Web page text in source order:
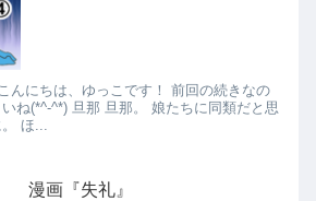
んにちは、ゆっこです！ 前回の続きなの
ね(*^-^*) 旦那 旦那。 娘たちに同類だと思
ほ...
漫画『失礼』